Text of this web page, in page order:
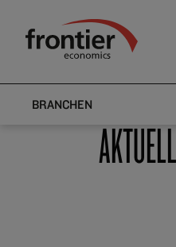
Frontier Economics
BRANCHEN
Nachrichten &